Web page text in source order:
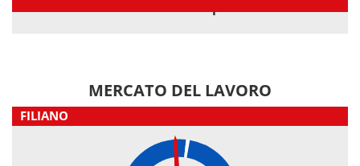
MERCATO DEL LAVORO
FILIANO